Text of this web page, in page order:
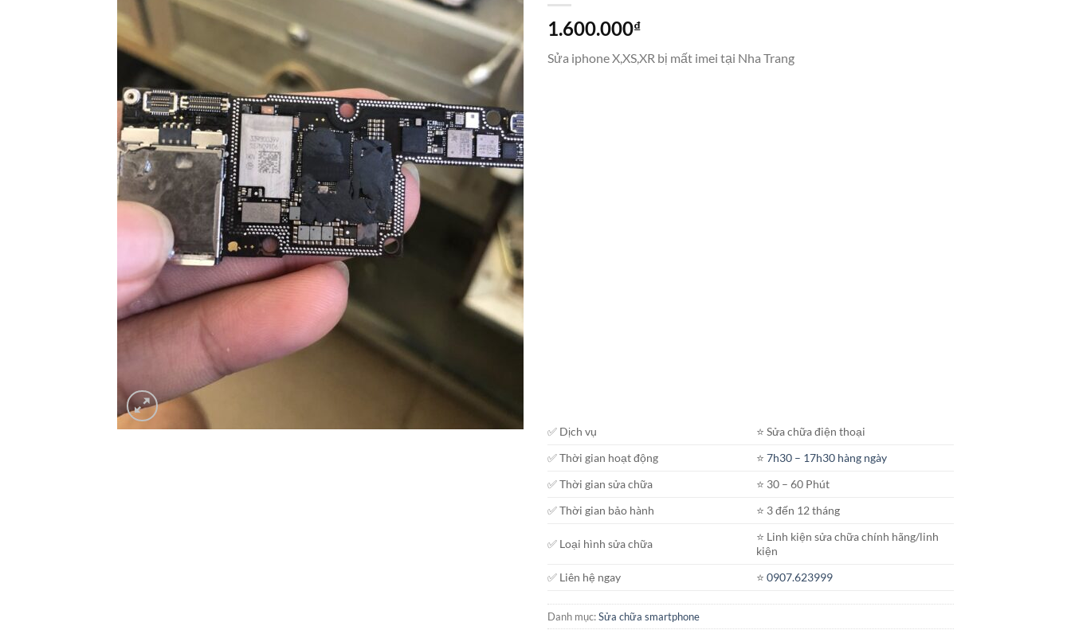
1.600.000₫
Sửa iphone X,XS,XR bị mất imei tại Nha Trang
✅ Dịch vụ
⭐️ Sửa chữa điện thoại
✅ Thời gian hoạt động
⭐️7h30 – 17h30 hàng ngày
✅ Thời gian sửa chữa
⭐️ 30 – 60 Phút
✅ Thời gian bảo hành
⭐️ 3 đến 12 tháng
✅ Loại hình sửa chữa
⭐️ Linh kiện sửa chữa chính hãng/linh
kiện
✅ Liên hệ ngay
⭐️0907.623999
Danh mục:Sửa chữa smartphone